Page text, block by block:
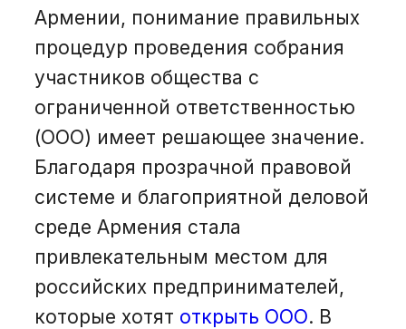
Армении, понимание правильных
процедур проведения собрания
участников общества с
ограниченной ответственностью
(ООО) имеет решающее значение.
Благодаря прозрачной правовой
системе и благоприятной деловой
среде Армения стала
привлекательным местом для
российских предпринимателей,
которые хотят открыть ООО. В